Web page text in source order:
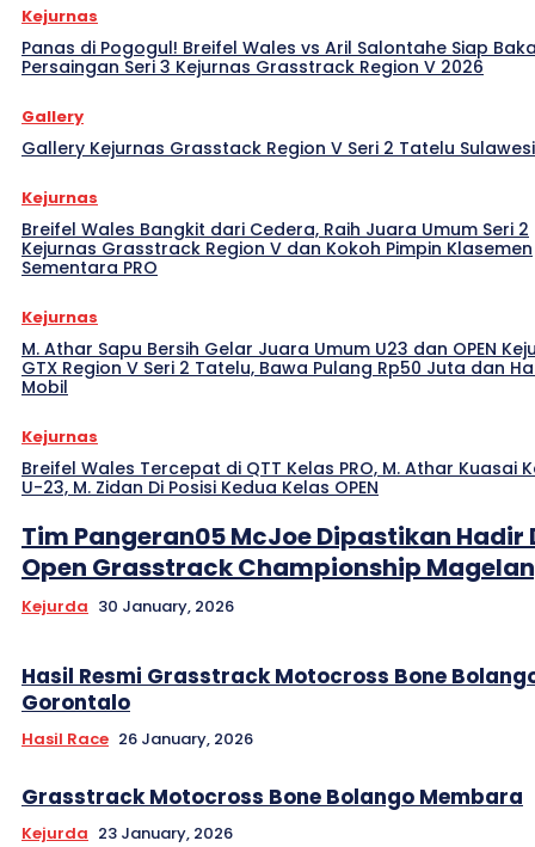
Kejurnas
Panas di Pogogul! Breifel Wales vs Aril Salontahe Siap
Persaingan Seri 3 Kejurnas Grasstrack Region V 2026
Gallery
Gallery Kejurnas Grasstack Region V Seri 2 Tatelu
Kejurnas
Breifel Wales Bangkit dari Cedera, Raih Juara Umum Seri 2
Kejurnas Grasstrack Region V dan Kokoh Pimpin Klasemen
Sementara PRO
Kejurnas
M. Athar Sapu Bersih Gelar Juara Umum U23 dan OPEN
GTX Region V Seri 2 Tatelu, Bawa Pulang Rp50 Juta dan
Mobil
Kejurnas
Breifel Wales Tercepat di QTT Kelas PRO, M. Athar Kuasai
U-23, M. Zidan Di Posisi Kedua Kelas OPEN
Tim Pangeran05 McJoe Dipastikan Hadir
Open Grasstrack Championship
Kejurda 30 January, 2026
Hasil Resmi Grasstrack Motocross Bone
Gorontalo
Hasil Race 26 January, 2026
Grasstrack Motocross Bone Bolango Membara
Kejurda 23 January, 2026